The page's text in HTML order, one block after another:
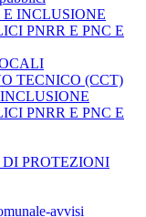
E INCLUSIONE
PNRR E PNC E
TECNICO (CCT)
INCLUSIONE
PNRR E PNC E
PROTEZIONI
avvisi